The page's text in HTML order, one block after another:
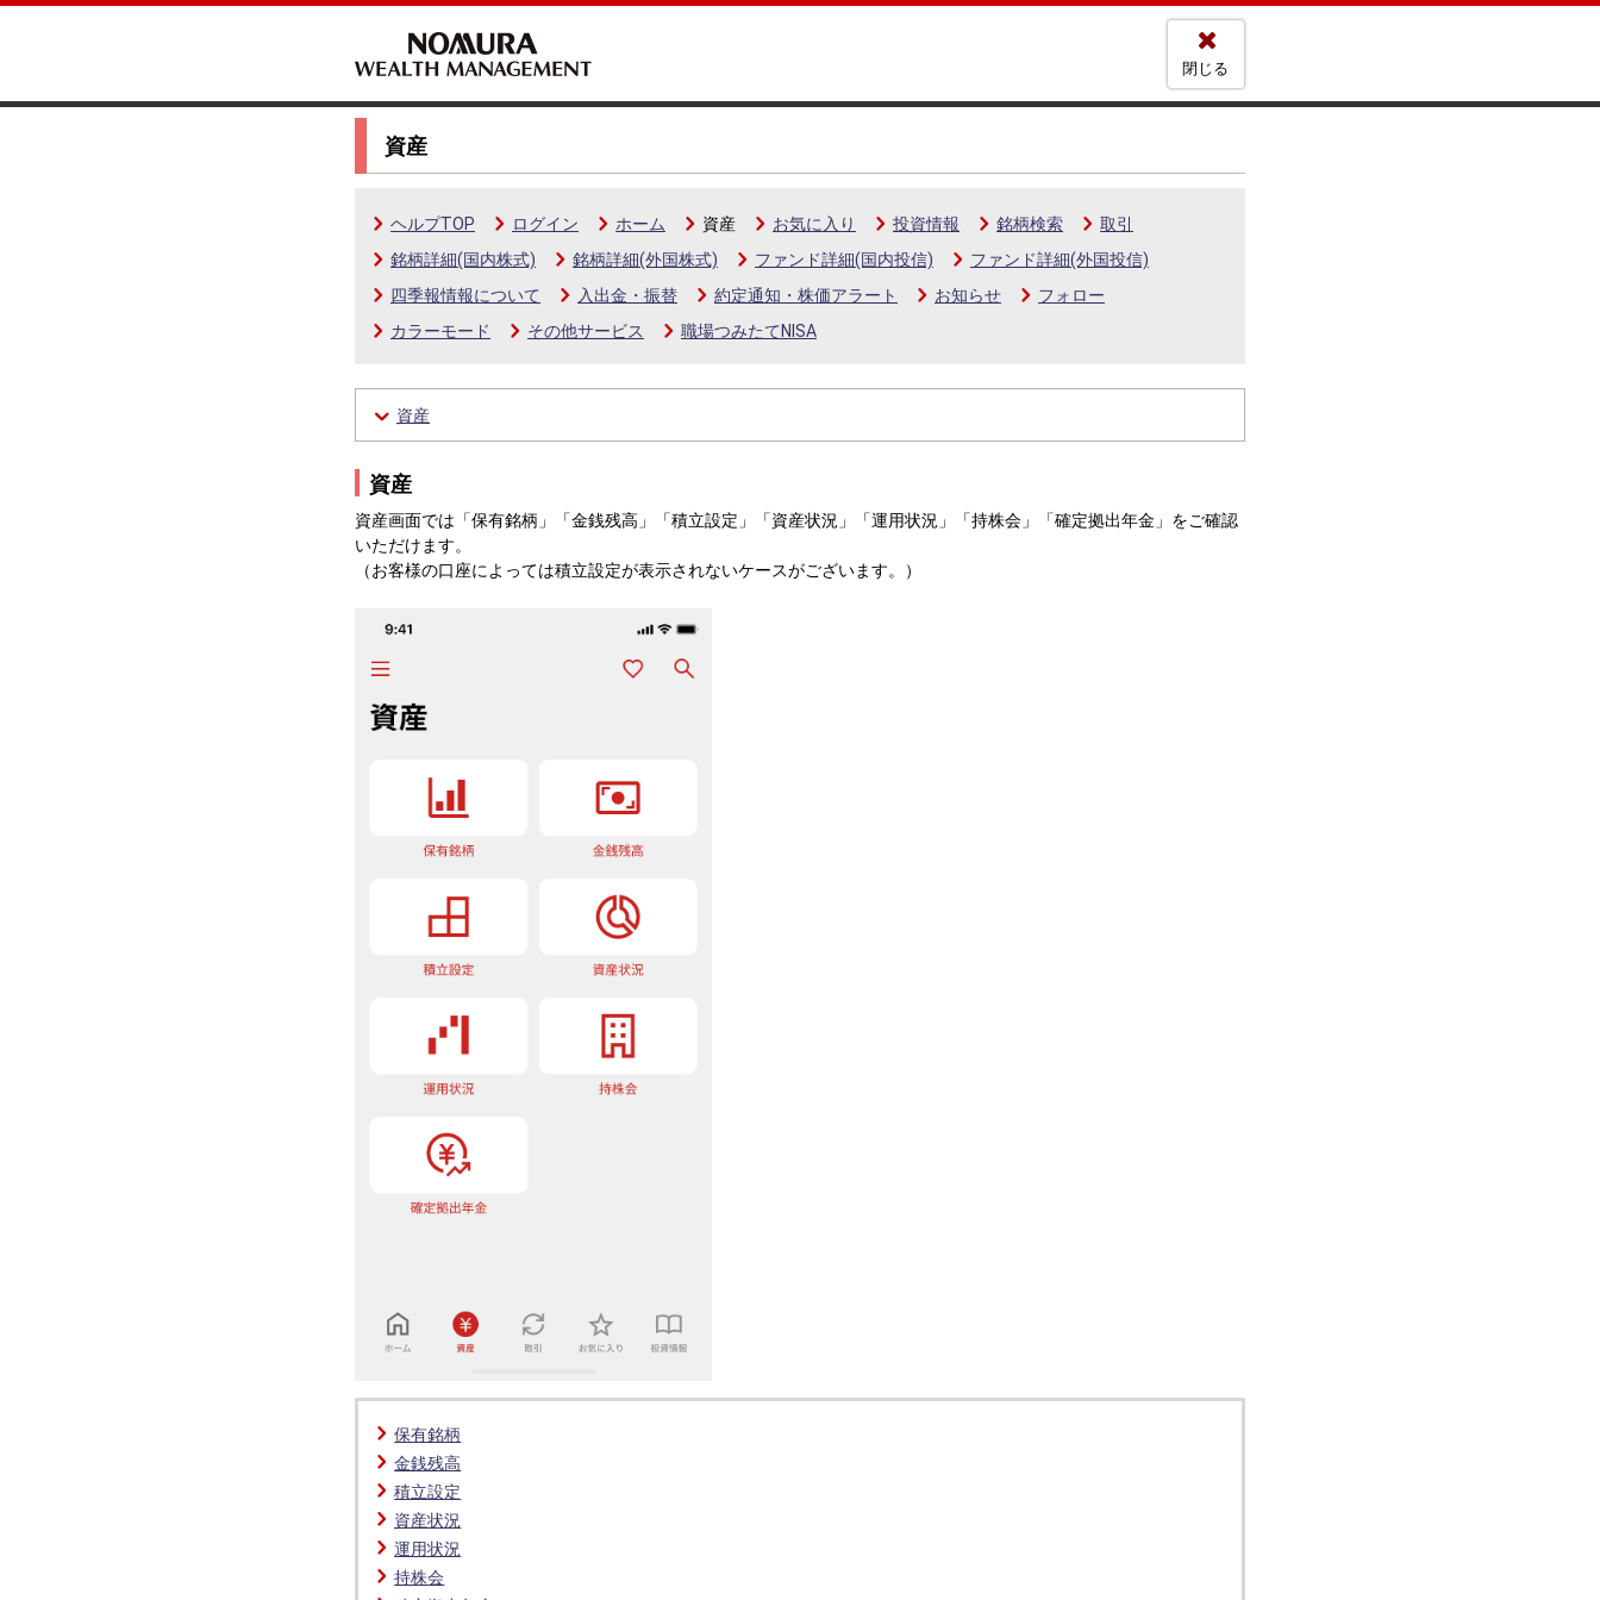
閉じる
資産
ヘルプTOP ログイン ホーム 資産 お気に入り 投資情報 銘柄検索
取引
銘柄詳細(国内株式)
銘柄詳細(外国株式) ファンド詳細(国内投信)
ファンド詳細(外国投信)
四季報情報について
入出金・振替 約定通知・株価アラート お知らせ
フォロー
カラーモード
その他サービス 職場つみたてNISA
資産
資産
資産画面では​「保有銘柄」​「金銭残高」​「積立設定」​「資産状況」​「運用状況」​「持株会」「確定拠出年金」を​ご確認
いただけます。
​（お客様の​口座に​よっては​積立設定が​表示されない​ケースが​ございます。​）
保有銘柄
金銭残高
積立設定
資産状況
運用状況
持株会